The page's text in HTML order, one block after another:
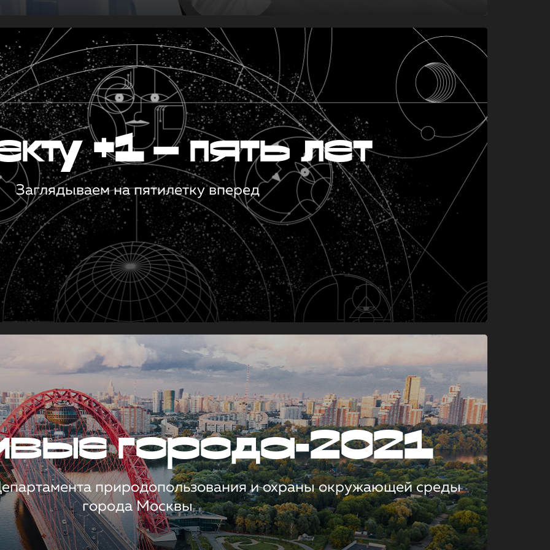
+1 — пять лет
Заглядываем на пятилетку вперед
города-2021
природопользования и охраны окружающей среды
города Москвы